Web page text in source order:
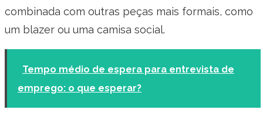
combinada com outras peças mais formais, como
um blazer ou uma camisa social.
Tempo médio de espera para entrevista de
emprego: o que esperar?